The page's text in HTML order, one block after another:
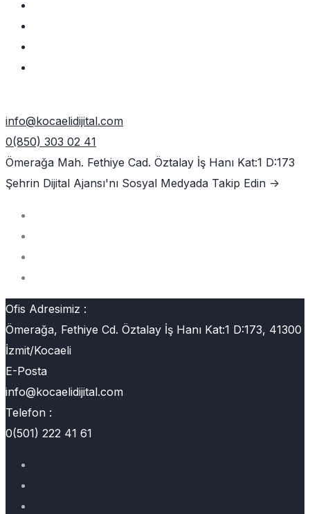
info@kocaelidijital.com
0(850) 303 02 41
Ömerağa Mah. Fethiye Cad. Öztalay İş Hanı Kat:1 D:173
Şehrin Dijital Ajansı'nı Sosyal Medyada Takip Edin ->
Ofis Adresimiz :
Ömerağa, Fethiye Cd. Öztalay İş Hanı Kat:1 D:173, 41300
İzmit/Kocaeli
E-Posta
info@kocaelidijital.com
Telefon :
0(501) 222 41 61